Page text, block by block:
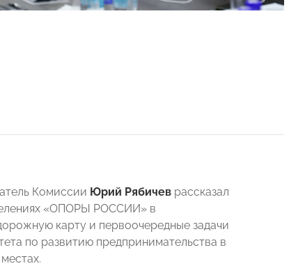
Комиссии Юрий Рябичев рассказал
«ОПОРЫ РОССИИ» в
карту и первоочередные задачи
по развитию предпринимательства в